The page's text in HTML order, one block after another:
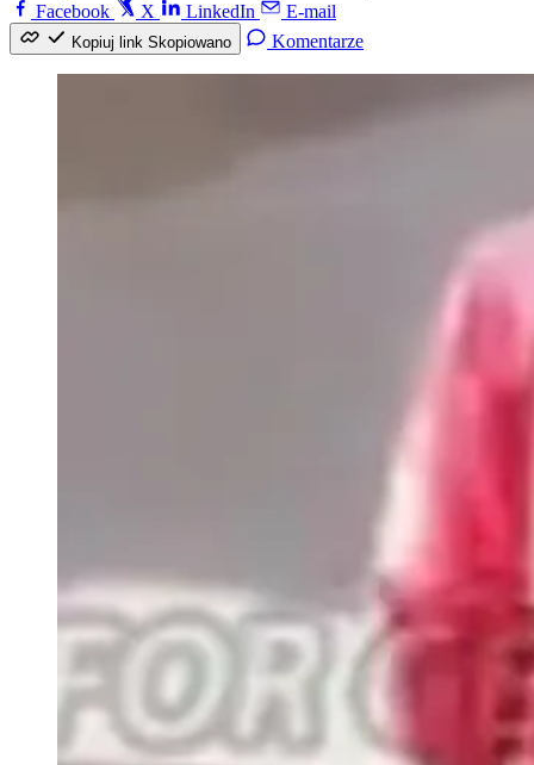
Facebook
X LinkedIn E-mail
Kopiuj link Skopiowano Komentarze